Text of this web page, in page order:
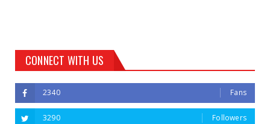
CONNECT WITH US
2340 Fans
3290 Followers